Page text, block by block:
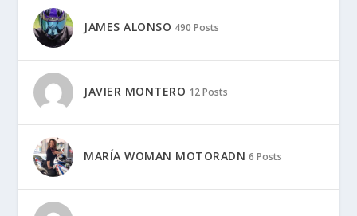
JAMES ALONSO 490 Posts
JAVIER MONTERO 12 Posts
MARÍA WOMAN MOTORADN 6 Posts